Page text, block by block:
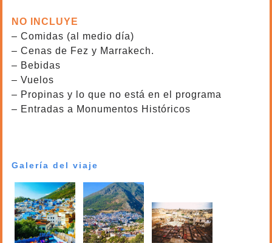
NO INCLUYE
– Comidas (al medio día)
– Cenas de Fez y Marrakech.
– Bebidas
– Vuelos
– Propinas y lo que no está en el programa
– Entradas a Monumentos Históricos
Galería del viaje